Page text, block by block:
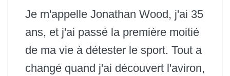
Je m'appelle Jonathan Wood, j'ai 35
ans, et j'ai passé la première moitié
de ma vie à détester le sport. Tout a
changé quand j'ai découvert l'aviron,